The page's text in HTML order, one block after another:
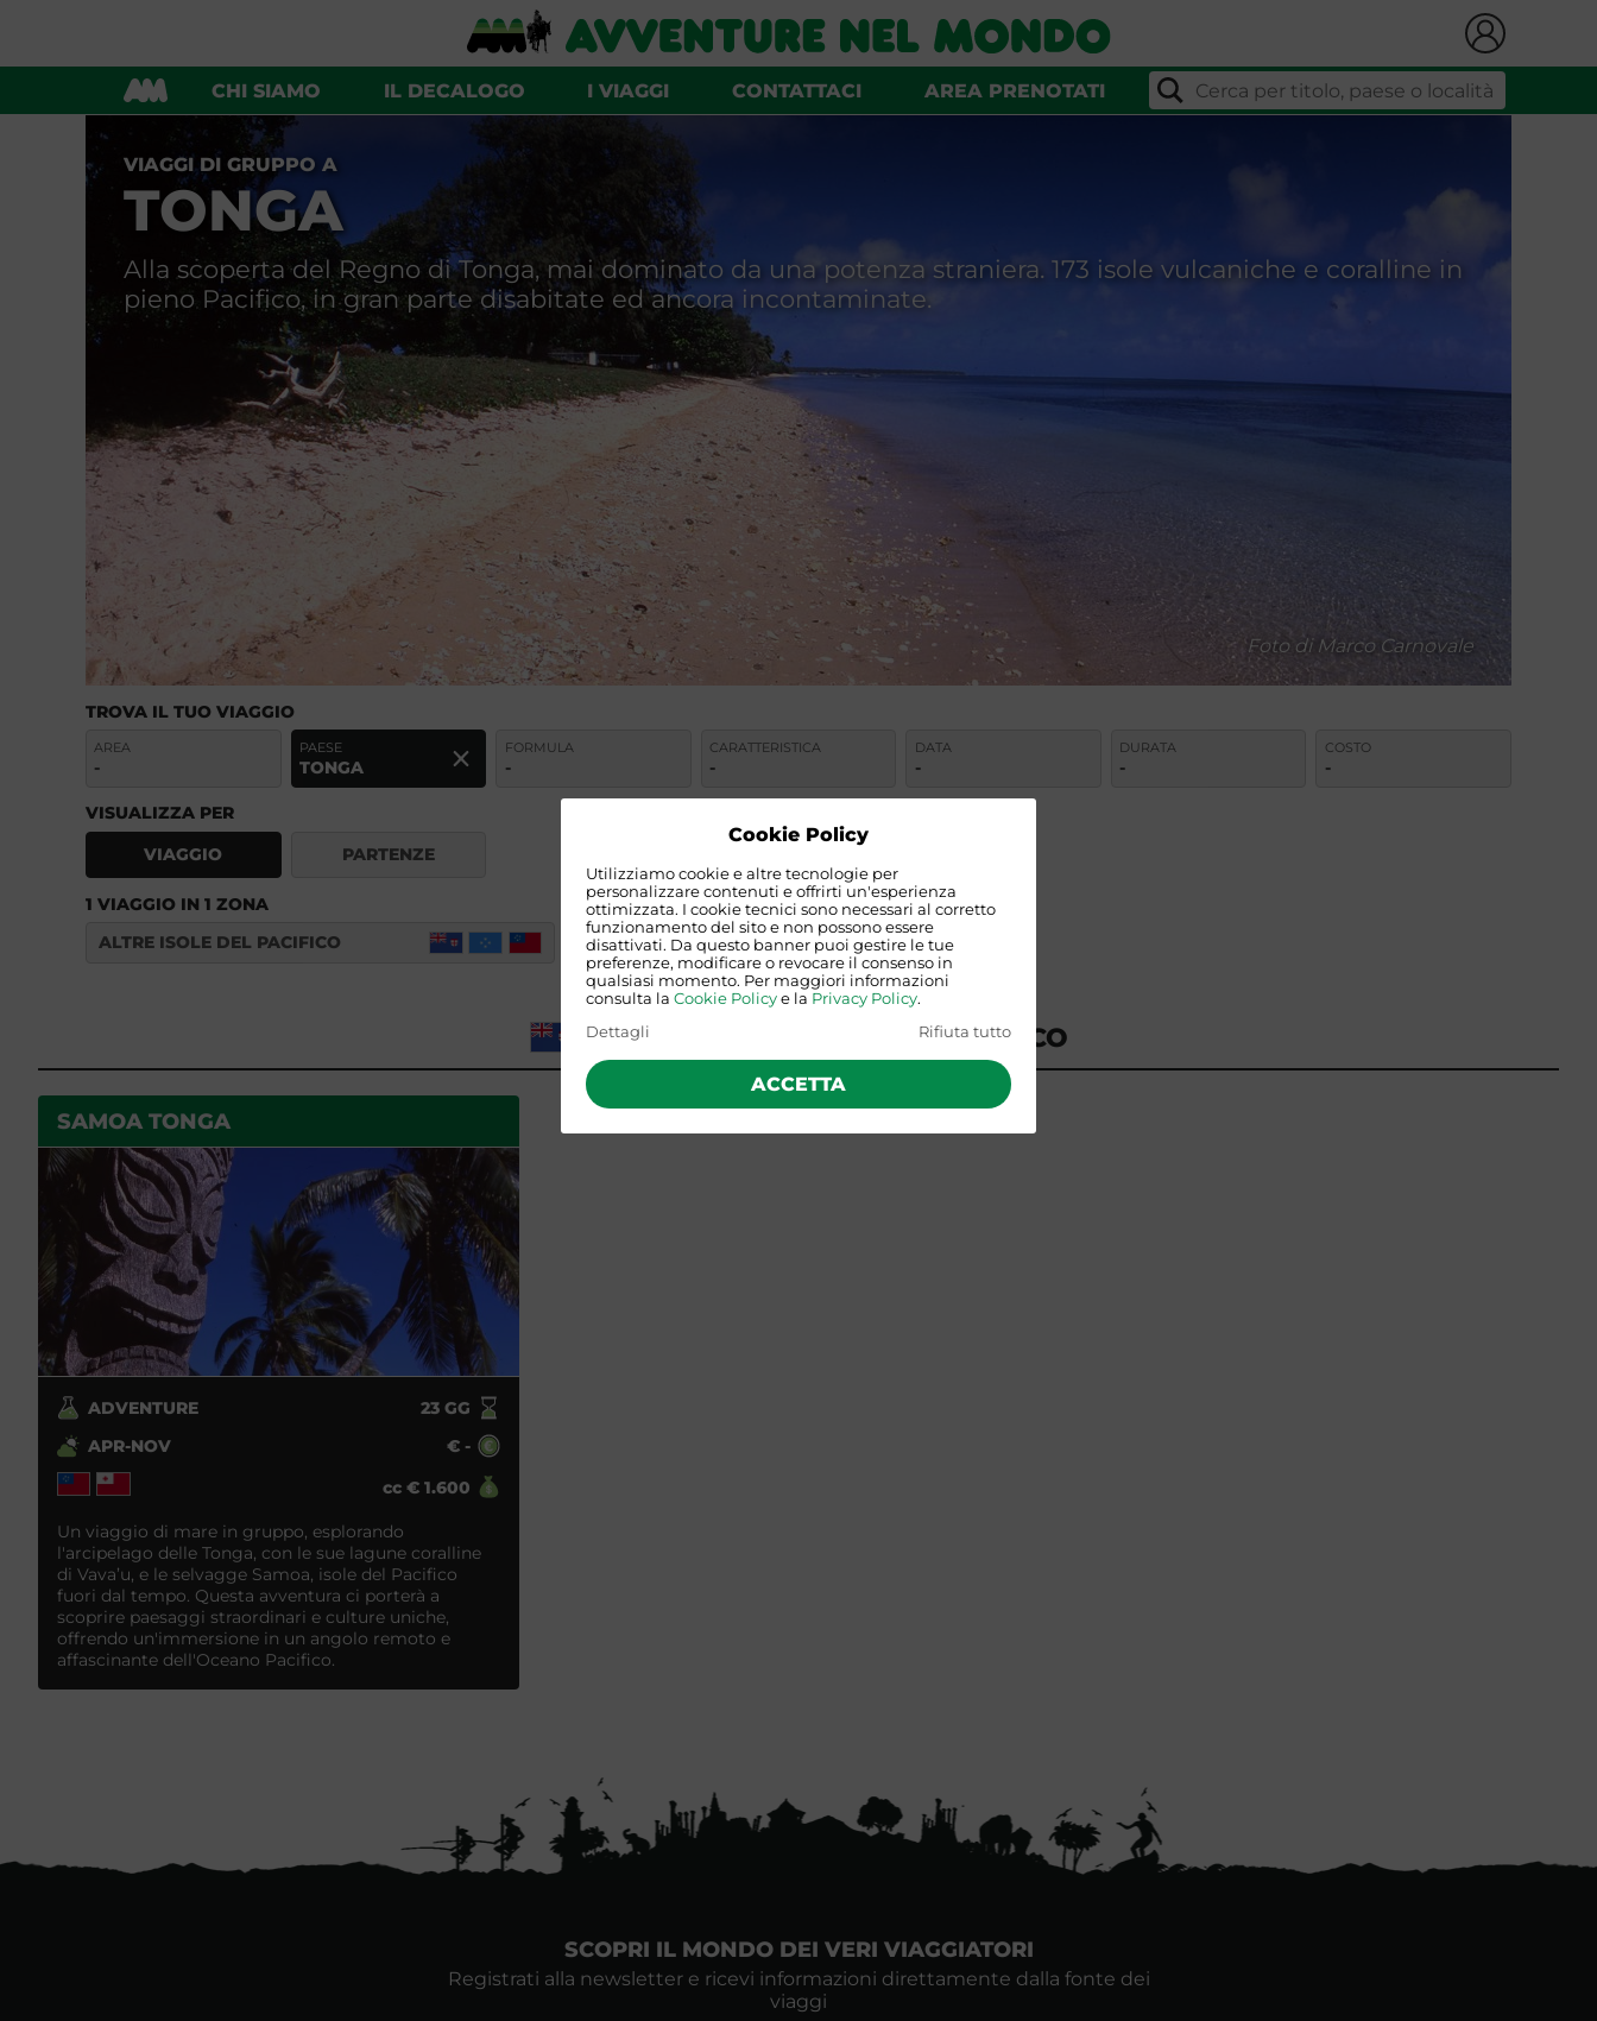
Cookie Policy
Utilizziamo cookie e altre tecnologie per
personalizzare contenuti e offrirti un'esperienza
ottimizzata. I cookie tecnici sono necessari al corretto
funzionamento del sito e non possono essere
disattivati. Da questo banner puoi gestire le tue
preferenze, modificare o revocare il consenso in
qualsiasi momento. Per maggiori informazioni
consulta la Cookie Policye la Privacy Policy.
Dettagli
Rifiuta tutto
ACCETTA
CHI SIAMO IL DECALOGO I VIAGGI CONTATTACI AREA PRENOTATI
VIAGGI DI GRUPPO A
TONGA
Alla scoperta del Regno di Tonga, mai dominato da una potenza straniera. 173 isole vulcaniche e coralline in
pieno Pacifico, in gran parte disabitate ed ancora incontaminate.
Foto di Marco Carnovale
TROVA IL TUO VIAGGIO
AREA
-
PAESE
TONGA
FORMULA
-
CARATTERISTICA
-
DATA
-
DURATA
-
COSTO
-
VISUALIZZA PER
VIAGGIO
PARTENZE
1 VIAGGIO IN 1 ZONA
ALTRE ISOLE DEL PACIFICO
ALTRE ISOLE DEL PACIFICO
SAMOA TONGA
ADVENTURE 23GG
APR-NOV
€ -
cc € 1.600
Un viaggio di mare in gruppo, esplorando
l'arcipelago delle Tonga, con le sue lagune coralline
di Vava’u, e le selvagge Samoa, isole del Pacifico
fuori dal tempo. Questa avventura ci porterà a
scoprire paesaggi straordinari e culture uniche,
offrendo un'immersione in un angolo remoto e
affascinante dell'Oceano Pacifico.
SCOPRI IL MONDO DEI VERI VIAGGIATORI
Registrati alla newsletter e ricevi informazioni direttamente dalla fonte dei
viaggi